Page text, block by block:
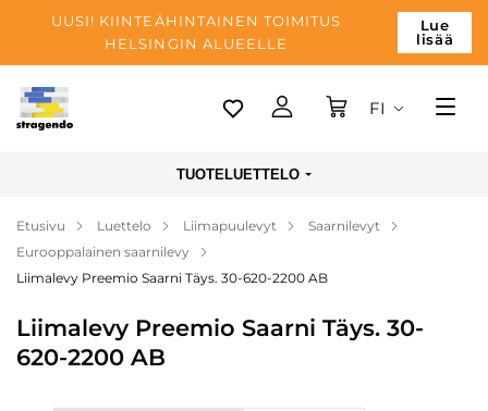
UUSI! KIINTEÄHINTAINEN TOIMITUS
HELSINGIN ALUEELLE
Lue
lisää
Tallinn
Maksu
Yrityksen
Blogi
Yhteystiedot
FI
TUOTELUETTELO
Etusivu Luettelo Liimapuulevyt
Saarnilevyt
Eurooppalainen saarnilevy
Liimalevy Preemio Saarni Täys. 30-620-2200 AB
Liimalevy Preemio Saarni Täys. 30-
620-2200 AB